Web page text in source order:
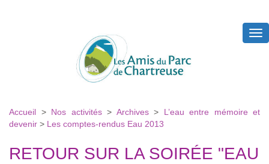
Accueil > Nos activités> Archives > L’eau entre mémoire et
devenir > Les comptes-rendus Eau 2013
RETOUR SUR LA SOIRÉE "EAU